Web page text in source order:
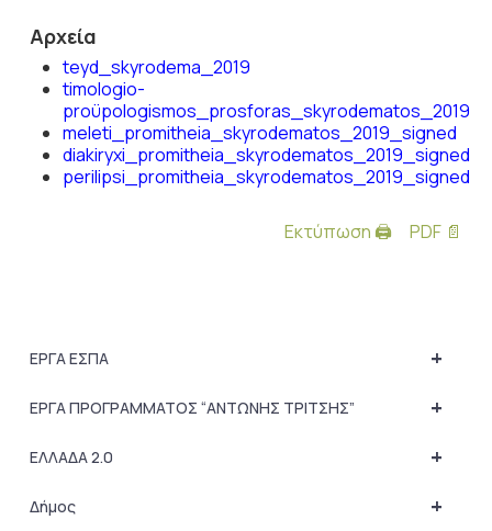
Αρχεία
teyd_skyrodema_2019
timologio-
proϋpologismos_prosforas_skyrodematos_2019
meleti_promitheia_skyrodematos_2019_signed
diakiryxi_promitheia_skyrodematos_2019_signed
perilipsi_promitheia_skyrodematos_2019_signed
Εκτύπωση 🖨 PDF 📄
+
ΕΡΓΑ ΕΣΠΑ
+
ΕΡΓΑ ΠΡΟΓΡΑΜΜΑΤΟΣ “ΑΝΤΩΝΗΣ ΤΡΙΤΣΗΣ”
+
ΕΛΛΑΔΑ 2.0
+
Δήμος